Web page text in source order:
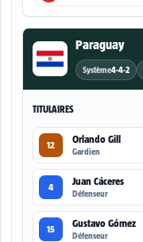
Paraguay
Système4-4-2
TITULAIRES
12 Orlando Gill
Gardien
4 Juan Cáceres
Défenseur
15 Gustavo Gómez
Défenseur